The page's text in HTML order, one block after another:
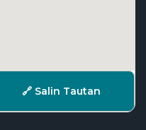
🔗 Salin Tautan